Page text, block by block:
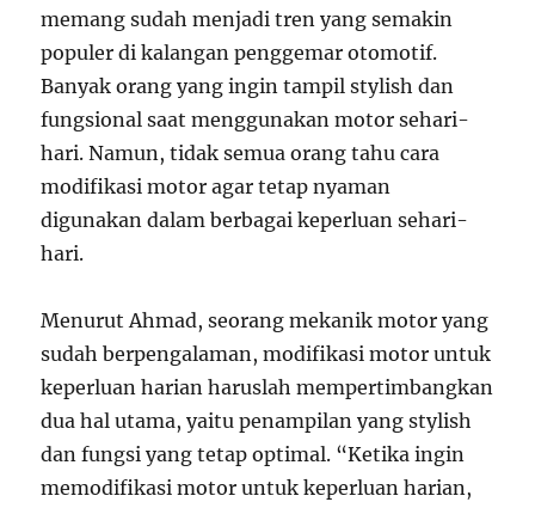
memang sudah menjadi tren yang semakin
populer di kalangan penggemar otomotif.
Banyak orang yang ingin tampil stylish dan
fungsional saat menggunakan motor sehari-
hari. Namun, tidak semua orang tahu cara
modifikasi motor agar tetap nyaman
digunakan dalam berbagai keperluan sehari-
hari.
Menurut Ahmad, seorang mekanik motor yang
sudah berpengalaman, modifikasi motor untuk
keperluan harian haruslah mempertimbangkan
dua hal utama, yaitu penampilan yang stylish
dan fungsi yang tetap optimal. “Ketika ingin
memodifikasi motor untuk keperluan harian,